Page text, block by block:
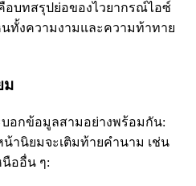
บทสรุปย่อของไวยากรณ์ไอซ์
ทั้งความงามและความท้าทาย
ม
อกข้อมูลสามอย่างพร้อมกัน:
านิยมจะเติมท้ายคำนาม เช่น
นืออื่น ๆ: